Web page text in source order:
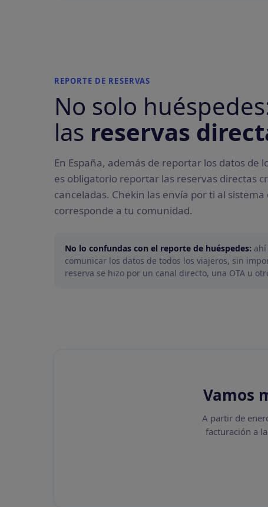
REPORTE DE RESERVAS
No solo
las reservas
En España, además de reportar los datos de
es obligatorio reportar las reservas directas
canceladas. Chekin las envía por ti al sistema
corresponde a tu comunidad.
No lo confundas con el reporte de huéspedes: ahí
comunicar los datos de todos los viajeros, sin
reserva se hizo por un canal directo, una OTA u
Vamos
A partir de
facturación a